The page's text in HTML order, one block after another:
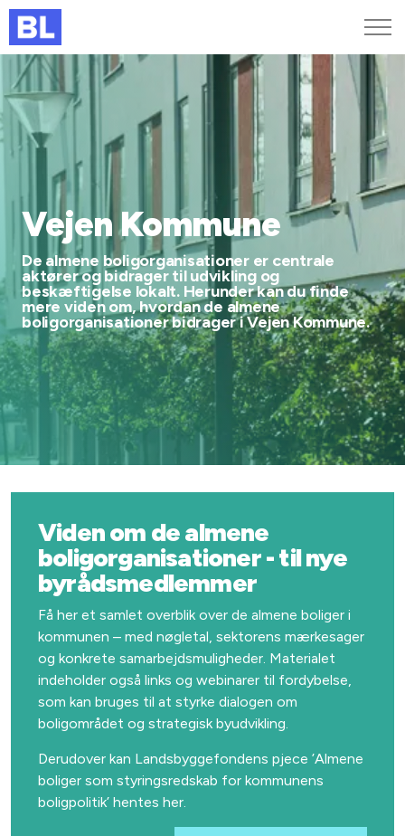
Genveje
Find medarbejder
Kurser og arrangementer
Jobportalen
MitBL
Vejen Kommune
De almene boligorganisationer er centrale
aktører og bidrager til udvikling og
beskæftigelse lokalt. Herunder kan du finde
mere viden om, hvordan de almene
boligorganisationer bidrager i Vejen Kommune.
Viden om de almene
boligorganisationer - til nye
byrådsmedlemmer
Få her et samlet overblik over de almene boliger i
kommunen – med nøgletal, sektorens mærkesager
og konkrete samarbejdsmuligheder. Materialet
indeholder også links og webinarer til fordybelse,
som kan bruges til at styrke dialogen om
boligområdet og strategisk byudvikling.
Derudover kan Landsbyggefondens pjece ’Almene
boliger som styringsredskab for kommunens
boligpolitik’ hentes her.